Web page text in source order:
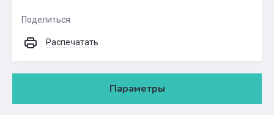
Поделиться
Распечатать
Параметры